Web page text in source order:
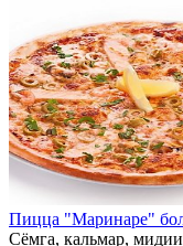
Пицца "Маринаре"
Сёмга, кальмар,